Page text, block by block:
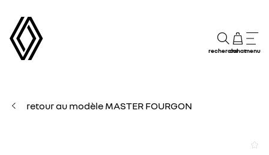
rechercheachatmenu
retour au modèle MASTER FOURGON